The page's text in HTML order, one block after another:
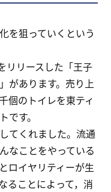
を狙っていくという
リリースした「王子
があります。売り上
個のトイレを東ティ
です。
てくれました。流通
なことをやっている
ロイヤリティーが生
ることによって，消